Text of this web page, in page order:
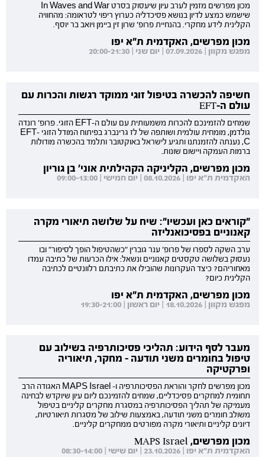
מכון מפרשים מזמין לערב עיון שיעסוק בסרט In Waves and War
שישמש כמצע לדיון בנושא פסיכדליה כערוץ ריפוי לטראומה: מהחוויה
הקלינית לידע מחקרי. בהנחיית פרופ' שרון זין ביימן ויואב בר יוסף.
מכון מפרשים, האקדמית ת"א יפו
מפגש מקוון | 07.09.2026 | יום שני | 20:00-21:30
חשיפה להכשרה בטיפול זוגי ממוקד רגשות והכרות עם
עולם ה-EFT
שמחים להזמינכם להכרות משמעותית עם עולם ה-EFT הזוגי. פרופ' רונדה
גולדמן, מומחית עולמית ושותפה של לז גרינברג בפיתוח המודל הזוגי EFT-
C, נענתה להזמנתנו ותגיע לישראל באוקטובר ותלמד בהכשרה מודולות
ברמות העמקה ויישום שונות.
מכון מפרשים, הקליניקה הקהילתית אוני' בן גוריון
האקדמית ת"א יפו | 08.10.2026 | יום חמישי | 09:00-13:00
"קוראים כאן ועכשיו": שיח על שלושה תיאורי מקרה
קאנוניים בפסיכואנליזה
ערב השקה לספרו של פרופ' ענר גוברין "כשהטיפול הופך לסיפור" ובו
נעסוק בשלושה טקסטים קאנוניים ונשאל: אילו הכרעות של כתיבה עמדו
מאחוריהם? כיצד העקרונות שהובילו את כתיבתם רלוונטיים לכתיבה
הקלינית כיום?
מכון מפרשים, האקדמית ת"א יפו
מפגש מקוון | 18.10.2026 | יום ראשון | 19:30-21:00
מעבר לסף הידוע: תהליכי פסיכותרפיה בשילוב עם
טיפול בחומרים משני תודעה - מחקר, תיאוריה
ופרקטיקה
מכון מפרשים לחקר והוראת הפסיכותרפיה ו- MAPS Israel האגודה הרב
תחומית למחקרים פסיכדליים, שמחים להזמינכם ליום עיון שיוקדש לבחינה
מעמיקה של תהליך הפסיכותרפיה במסגרת מחקרים קליניים בטיפול
משולב חומרים משני תודעה, באמצעות שילוב של מסגרות תיאורטיות,
דיונים קליניים ותיאורי מקרה מפורטים ממחקרים קליניים.
מכון מפרשים, MAPS Israel
האקדמית ת"א יפו | 23.10.2026 | יום שישי | 08:30-14:00